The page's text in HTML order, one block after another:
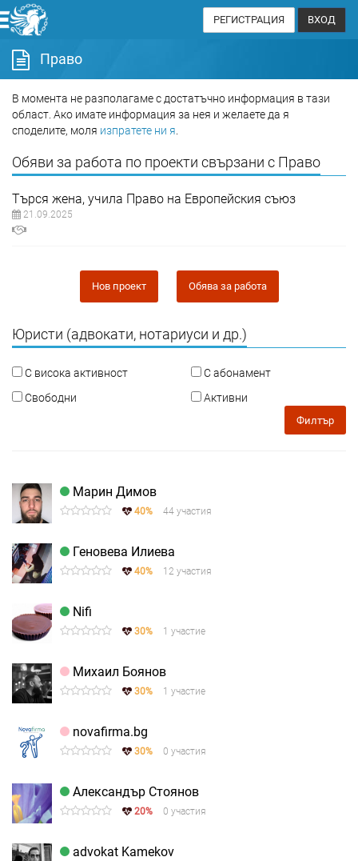
РЕГИСТРАЦИЯ ВХОД
Право
В момента не разполагаме с достатъчно информация в тази
област. Ако имате информация за нея и желаете да я
споделите, моля изпратете ни я
Обяви за работа по проекти свързани с Право
Търся жена, учила Право на Европейския съюз
21.09.2025
Нов проект Обява за работа
Юристи (адвокати, нотариуси и др.)
С висока активност
С абонамент
Свободни
Активни
Филтър
Марин Димов
40% 44 участия
Геновева Илиева
40% 12 участия
Nifi
30% 1 участие
Михаил Боянов
30% 1 участие
novafirma.bg
30% 0 участия
Александър Стоянов
20% 0 участия
advokat Kamekov